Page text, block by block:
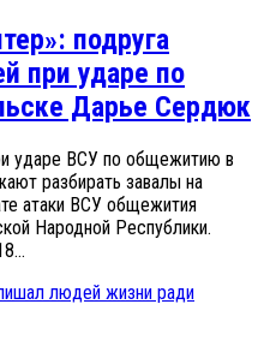
подруга
при ударе по
Дарье Сердюк
ударе ВСУ по общежитию в
разбирать завалы на
атаки ВСУ общежития
Народной Республики.